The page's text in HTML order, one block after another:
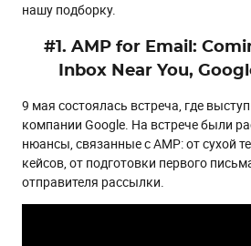
нашу подборку.
#1. AMP for Email:
Inbox Near You,
9 мая состоялась встреча, где
компании Google. На встрече были
нюансы, связанные с AMP: от сухой
кейсов, от подготовки первого
отправителя рассылки.